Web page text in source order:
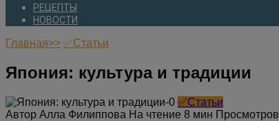
РЕЦЕПТЫ
НОВОСТИ
Главная>> ✅Статьи
Япония: культура и традиции
✅Статьи
Автор Алла Филиппова На чтение 8 мин Просмотров